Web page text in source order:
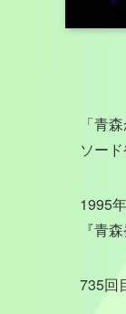
「青
ソー
1995
『青
735回